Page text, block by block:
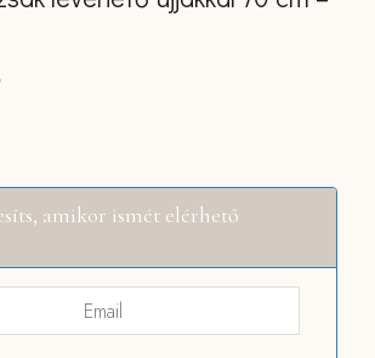
amikor ismét elérhető